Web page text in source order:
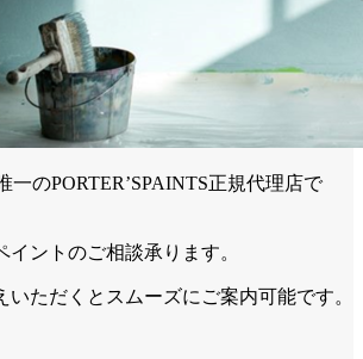
一のPORTER’SPAINTS正規代理店で
ントのご相談承ります。
いただくとスムーズにご案内可能です。